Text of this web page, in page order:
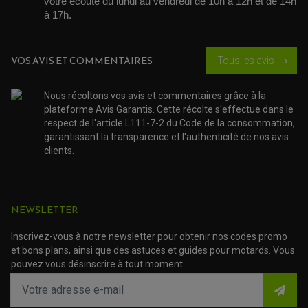
ROULEMENT MOTO
ROULEMENT DE ROUE
TRANSMISSION
KIT CHAÎNE MOTO
ACCESSOIRE SCOOTER VESPA
à 17h.
VOS AVIS ET COMMENTAIRES Tous les avis chevron_right
Nous récoltons vos avis et commentaires grâce à la
plateforme Avis Garantis. Cette récolte s'effectue dans le
respect de l'article L111-7-2 du Code de la consommation,
garantissant la transparence et l'authenticité de nos avis
clients.
NEWSLETTER
Inscrivez-vous à notre newsletter pour obtenir nos codes promo
et bons plans, ainsi que des astuces et guides pour motards. Vous
pouvez vous désinscrire à tout moment.